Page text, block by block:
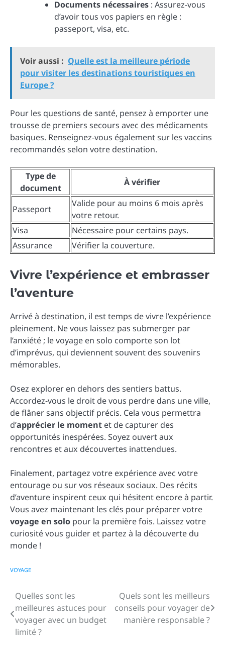
Documents nécessaires : Assurez-vous
d’avoir tous vos papiers en règle :
passeport, visa, etc.
Voir aussi : Quelle est la meilleure période
pour visiter les destinations touristiques en
Europe ?
Pour les questions de santé, pensez à emporter une
trousse de premiers secours avec des médicaments
basiques. Renseignez-vous également sur les vaccins
recommandés selon votre destination.
Type de
document
À vérifier
Passeport
Valide pour au moins 6 mois après
votre retour.
Visa
Nécessaire pour certains pays.
Assurance
Vérifier la couverture.
Vivre l’expérience et embrasser
l’aventure
Arrivé à destination, il est temps de vivre l’expérience
pleinement. Ne vous laissez pas submerger par
l’anxiété ; le voyage en solo comporte son lot
d’imprévus, qui deviennent souvent des souvenirs
mémorables.
Osez explorer en dehors des sentiers battus.
Accordez-vous le droit de vous perdre dans une ville,
de flâner sans objectif précis. Cela vous permettra
d’apprécier le moment et de capturer des
opportunités inespérées. Soyez ouvert aux
rencontres et aux découvertes inattendues.
Finalement, partagez votre expérience avec votre
entourage ou sur vos réseaux sociaux. Des récits
d’aventure inspirent ceux qui hésitent encore à partir.
Vous avez maintenant les clés pour préparer votre
voyage en solo pour la première fois. Laissez votre
curiosité vous guider et partez à la découverte du
monde !
VOYAGE
Navigation
de
l’article
Quelles sont les
meilleures astuces pour
voyager avec un budget
limité ?
Quels sont les meilleurs
conseils pour voyager de
manière responsable ?